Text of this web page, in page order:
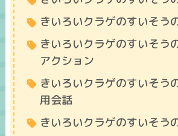
きいろいクラゲのすいそう
きいろいクラゲのすいそう
アクション
きいろいクラゲのすいそう
用会話
きいろいクラゲのすいそう